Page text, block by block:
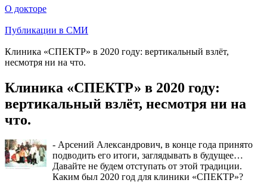
О докторе
Публикации в СМИ
Клиника «СПЕКТР» в 2020 году: вертикальный взлёт,
несмотря ни на что.
Клиника «СПЕКТР» в 2020 году:
вертикальный взлёт, несмотря ни на
что.
- Арсений Александрович, в конце года принято
подводить его итоги, заглядывать в будущее…
Давайте не будем отступать от этой традиции.
Каким был 2020 год для клиники «СПЕКТР»?